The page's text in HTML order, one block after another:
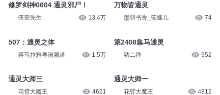
修罗剑神0604 通灵邪尸！
伍壹先生 13.4万
507：通灵之体
喜马拉雅粤语频道 1.5万
通灵大师三
花臂大魔王 4621
万物皆通灵
墨羽书香_蓝蝶儿 74
第2408集马通灵
猪二禅 952
通灵大师一
花臂大魔王 4812